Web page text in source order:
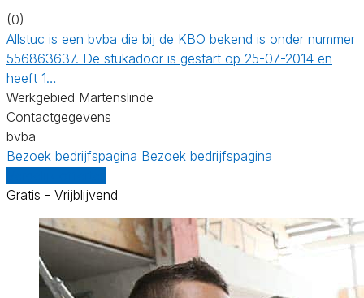
(0)
Allstuc is een bvba die bij de KBO bekend is onder nummer
556863637. De stukadoor is gestart op 25-07-2014 en
heeft 1…
Werkgebied Martenslinde
Contactgegevens
bvba
Bezoek bedrijfspagina Bezoek bedrijfspagina
Gratis - Vrijblijvend